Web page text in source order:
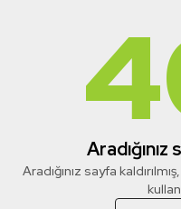
Aradığınız sayfa